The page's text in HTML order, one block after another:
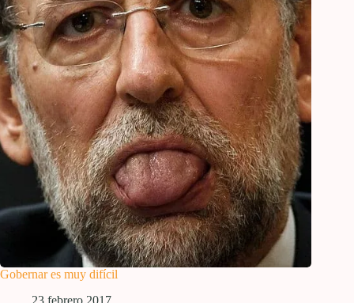
Gobernar es muy difícil
23 febrero 2017